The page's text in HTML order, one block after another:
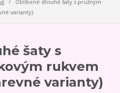
Oblíbené dlouhé šaty s pružným
varianty)
šaty s
rukvem
varianty)